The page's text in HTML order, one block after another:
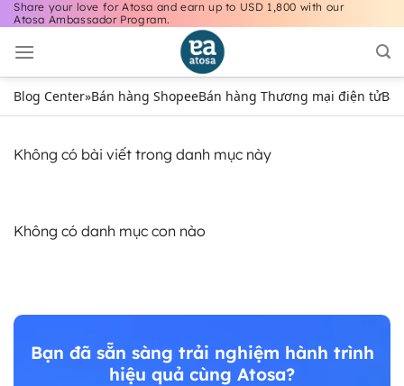
Bỏ
nội
dung
Share your love for Atosa and earn up to USD 1,800 with our
Atosa Ambassador Program.
Blog Center»Bán hàng ShopeeBán hàng Thương mại điện tử
Không có bài viết trong danh mục này
Không có danh mục con nào
Bạn đã sẵn sàng trải nghiệm hành trình
hiệu quả cùng Atosa?